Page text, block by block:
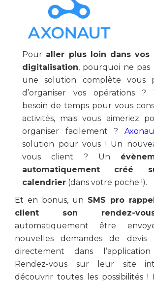
Pour aller plus loin dans
digitalisation, pourquoi ne
une solution complète vous
d’organiser vos opérations ?
besoin de temps pour vous
activités, mais vous aimeriez
organiser facilement ?
solution pour vous ! Un
vous client ? Un
automatiquement créé
calendrier (dans votre poche !).
Et en bonus, un SMS pro
client son rendez-
automatiquement être
nouvelles demandes de devis
directement dans
Rendez-vous sur leur site
découvrir toutes les possibilités !